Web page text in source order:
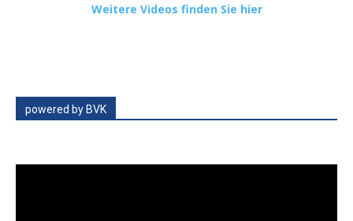
Weitere Videos finden Sie hier
powered by BVK